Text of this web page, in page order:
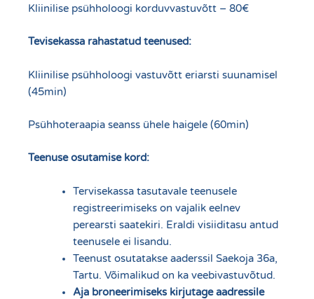
Kliinilise psühholoogi korduvvastuvõtt – 80€
Tevisekassa rahastatud teenused:
Kliinilise psühholoogi vastuvõtt eriarsti suunamisel
(45min)
Psühhoteraapia seanss ühele haigele (60min)
Teenuse osutamise kord:
Tervisekassa tasutavale teenusele
registreerimiseks on vajalik eelnev
perearsti saatekiri. Eraldi visiiditasu antud
teenusele ei lisandu.
Teenust osutatakse aaderssil Saekoja 36a,
Tartu. Võimalikud on ka veebivastuvõtud.
Aja broneerimiseks kirjutage aadressile